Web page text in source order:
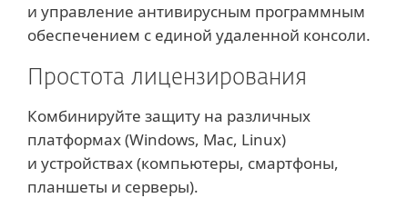
и управление антивирусным программным
обеспечением с единой удаленной консоли.
Простота лицензирования
Комбинируйте защиту на различных
платформах (Windows, Mac, Linux)
и устройствах (компьютеры, смартфоны,
планшеты и серверы).